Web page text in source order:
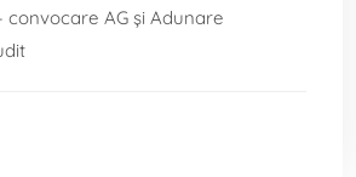
convocare AG și Adunare